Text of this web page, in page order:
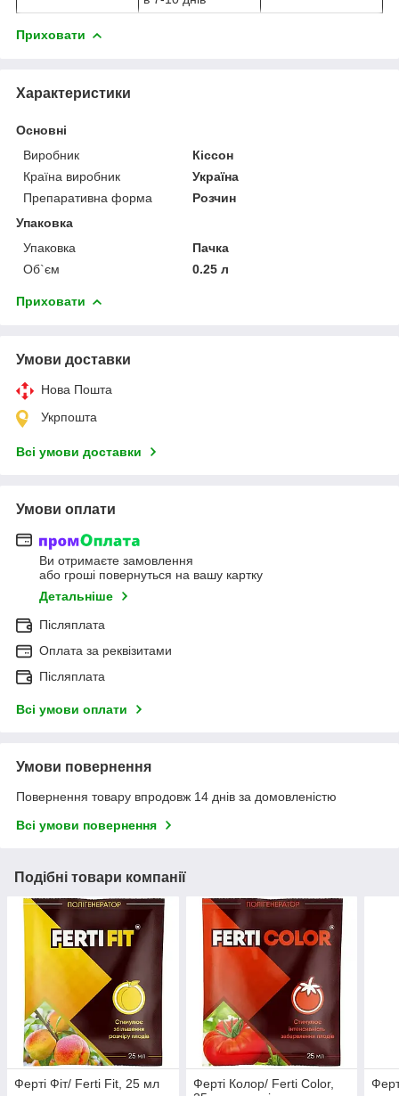
Приховати
Характеристики
Основні
Виробник
Кіссон
Країна виробник
Україна
Препаративна форма
Розчин
Упаковка
Упаковка
Пачка
Об`єм
0.25 л
Приховати
Умови доставки
Нова Пошта
Укрпошта
Всі умови доставки
Умови оплати
Ви отримаєте замовлення
або гроші повернуться на вашу картку
Детальніше
Післяплата
Оплата за реквізитами
Післяплата
Всі умови оплати
Умови повернення
Повернення товару впродовж 14 днів за домовленістю
Всі умови повернення
Подібні товари компанії
Ферті Фіт/ Ferti Fit, 25 мл
Ферті Колор/ Ferti Color,